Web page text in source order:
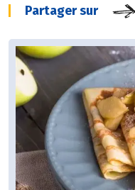
Partager sur